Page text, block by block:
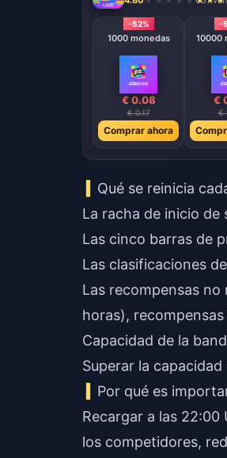
-52%
1000 monedas
€ 0.08
€ 0.17
Comprar ahora
-
10000
€
€
Qué se reinicia
La racha de inicio de
Las cinco barras de
Las clasificaciones
Las recompensas
horas),
Capacidad de la
Superar la
Por qué es
Recargar a las
los competidores,